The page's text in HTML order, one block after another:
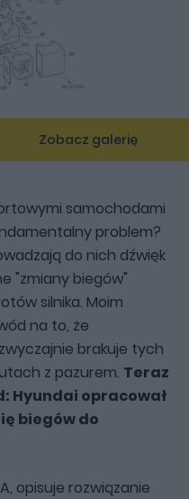
Zobacz galerię
samochodami
problem?
do nich dźwięk
"zmiany biegów"
silnika. Moim
na to, że
brakuje tych
z pazurem. Teraz
Hyundai opracował
biegów do
opisuje rozwiązanie